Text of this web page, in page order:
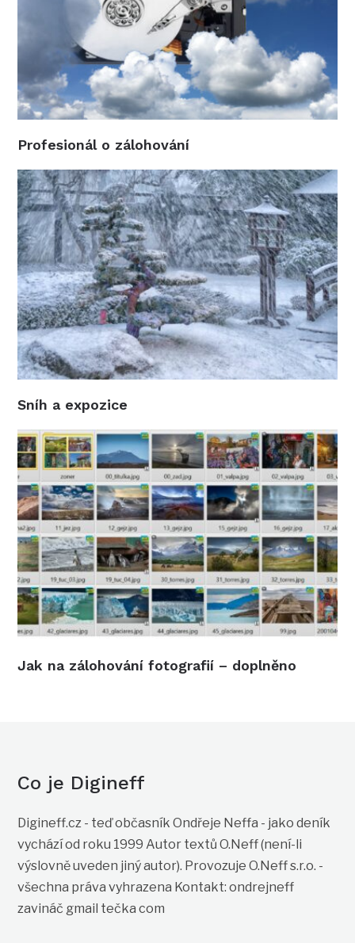
Profesionál o zálohování
Sníh a expozice
Jak na zálohování fotografií – doplněno
Co je Digineff
Digineff.cz - teď občasník Ondřeje Neffa - jako deník
vychází od roku 1999 Autor textů O.Neff (není-li
výslovně uveden jiný autor). Provozuje O.Neff s.r.o. -
všechna práva vyhrazena Kontakt: ondrejneff
zavináč gmail tečka com